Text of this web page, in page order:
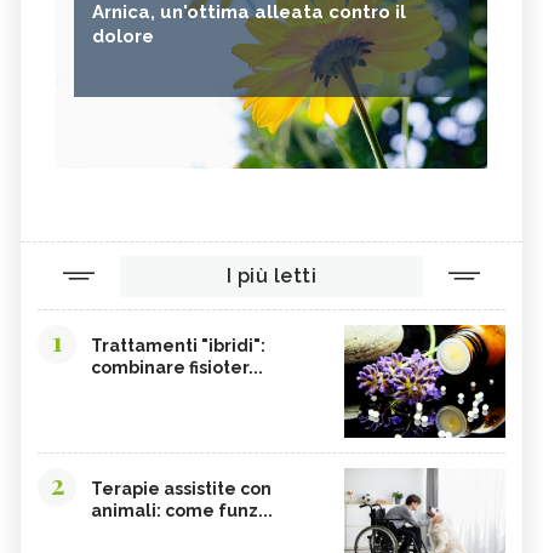
Arnica, un'ottima alleata contro il
dolore
I più letti
1
Trattamenti "ibridi":
combinare fisioter...
2
Terapie assistite con
animali: come funz...